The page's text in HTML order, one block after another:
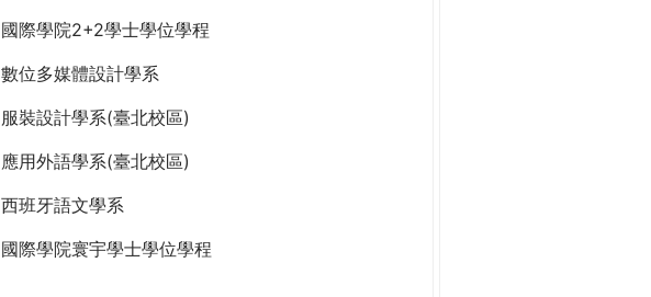
國際學院2+2學士學位學程
數位多媒體設計學系
服裝設計學系(臺北校區)
應用外語學系(臺北校區)
西班牙語文學系
國際學院寰宇學士學位學程